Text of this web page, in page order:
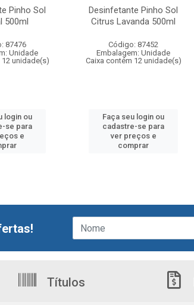
Pinho Sol
500ml
87476
Unidade
unidade(s)
login ou
se para
e
Desinfetante Pinho Sol
Citrus Lavanda 500ml
Código: 87452
Embalagem: Unidade
Caixa contém 12 unidade(s)
Faça seu login ou
cadastre-se para
ver preços e
comprar
Títulos